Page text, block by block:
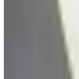
Ford, y la mayoría
Lincoln. Ford es el
con sede en EE.
según la producción
2010, Ford era el
grande de Europa.
alquilar son Escape,